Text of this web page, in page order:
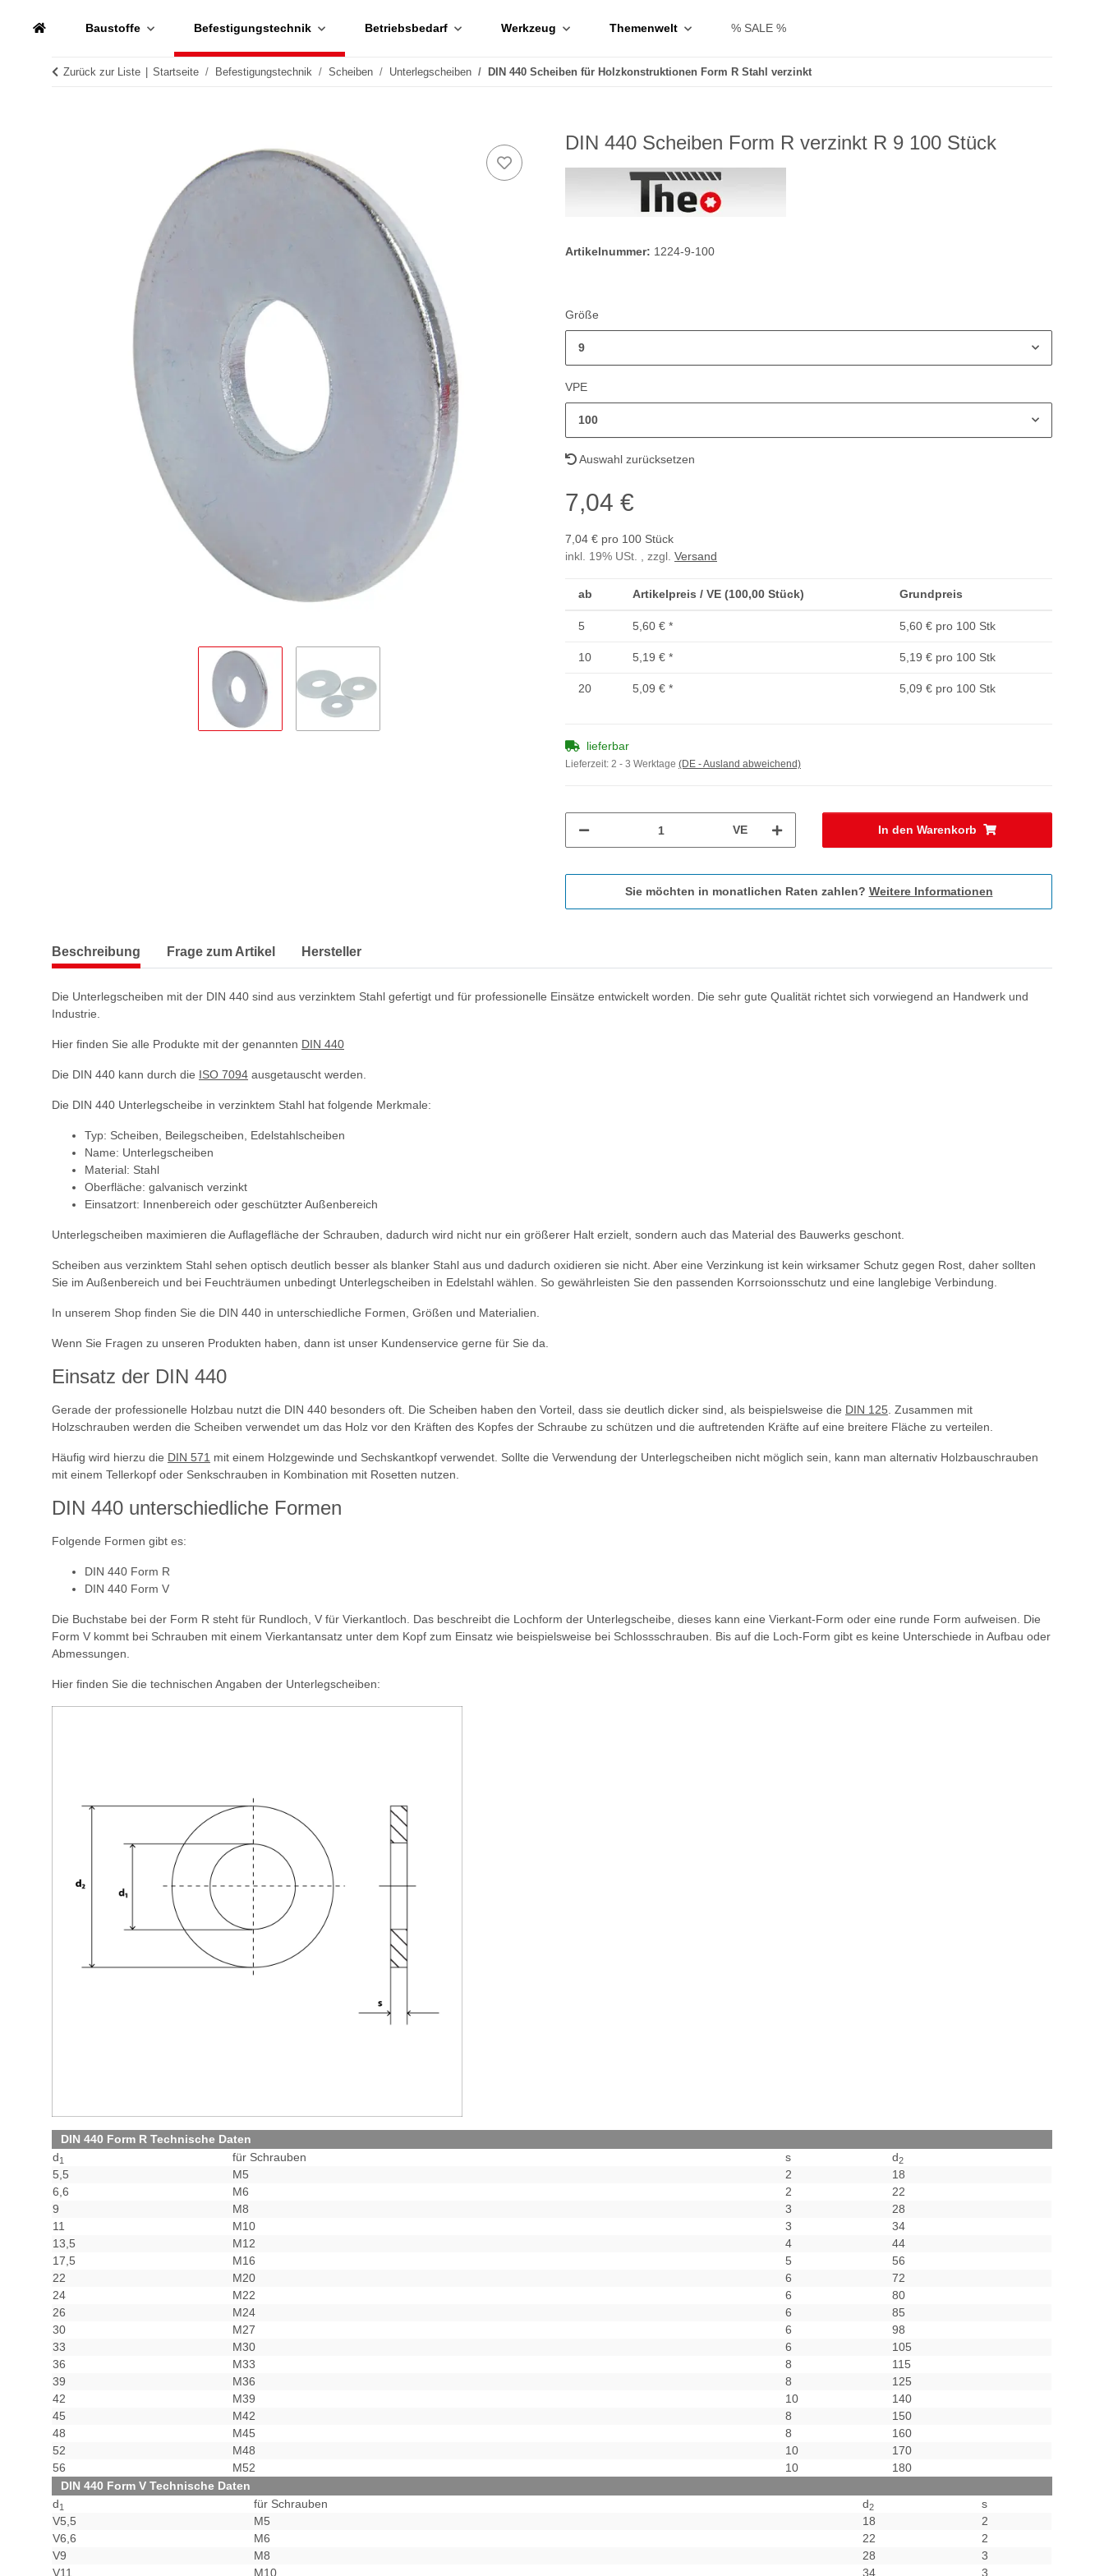
Baustoffe Befestigungstechnik Betriebsbedarf Werkzeug Themenwelt % SALE %
Zurück zur Liste Startseite Befestigungstechnik Scheiben Unterlegscheiben DIN 440 Scheiben für Holzkonstruktionen Form R Stahl verzinkt
DIN 440 Scheiben Form R verzinkt R 9 100 Stück
Artikelnummer: 1224-9-100
Größe
9
VPE
100
Auswahl zurücksetzen
7,04 €
7,04 € pro 100 Stück
inkl. 19% USt. , zzgl. Versand
ab Artikelpreis / VE (100,00 Stück) Grundpreis
5 5,60 € * 5,60 € pro 100 Stk
10 5,19 € * 5,19 € pro 100 Stk
20 5,09 € * 5,09 € pro 100 Stk
lieferbar
Lieferzeit: 2 - 3 Werktage (DE - Ausland abweichend)
VE In den Warenkorb
Sie möchten in monatlichen Raten zahlen? Weitere Informationen
Beschreibung Frage zum Artikel Hersteller
Die Unterlegscheiben mit der DIN 440 sind aus verzinktem Stahl gefertigt und für professionelle Einsätze entwickelt worden. Die sehr gute Qualität richtet sich vorwiegend an Handwerk und
Industrie.
Hier finden Sie alle Produkte mit der genannten DIN 440
Die DIN 440 kann durch die ISO 7094 ausgetauscht werden.
Die DIN 440 Unterlegscheibe in verzinktem Stahl hat folgende Merkmale:
Typ: Scheiben, Beilegscheiben, Edelstahlscheiben
Name: Unterlegscheiben
Material: Stahl
Oberfläche: galvanisch verzinkt
Einsatzort: Innenbereich oder geschützter Außenbereich
Unterlegscheiben maximieren die Auflagefläche der Schrauben, dadurch wird nicht nur ein größerer Halt erzielt, sondern auch das Material des Bauwerks geschont.
Scheiben aus verzinktem Stahl sehen optisch deutlich besser als blanker Stahl aus und dadurch oxidieren sie nicht. Aber eine Verzinkung ist kein wirksamer Schutz gegen Rost, daher sollten
Sie im Außenbereich und bei Feuchträumen unbedingt Unterlegscheiben in Edelstahl wählen. So gewährleisten Sie den passenden Korrsoionsschutz und eine langlebige Verbindung.
In unserem Shop finden Sie die DIN 440 in unterschiedliche Formen, Größen und Materialien.
Wenn Sie Fragen zu unseren Produkten haben, dann ist unser Kundenservice gerne für Sie da.
Einsatz der DIN 440
Gerade der professionelle Holzbau nutzt die DIN 440 besonders oft. Die Scheiben haben den Vorteil, dass sie deutlich dicker sind, als beispielsweise die DIN 125. Zusammen mit
Holzschrauben werden die Scheiben verwendet um das Holz vor den Kräften des Kopfes der Schraube zu schützen und die auftretenden Kräfte auf eine breitere Fläche zu verteilen.
Häufig wird hierzu die DIN 571 mit einem Holzgewinde und Sechskantkopf verwendet. Sollte die Verwendung der Unterlegscheiben nicht möglich sein, kann man alternativ Holzbauschrauben
mit einem Tellerkopf oder Senkschrauben in Kombination mit Rosetten nutzen.
DIN 440 unterschiedliche Formen
Folgende Formen gibt es:
DIN 440 Form R
DIN 440 Form V
Die Buchstabe bei der Form R steht für Rundloch, V für Vierkantloch. Das beschreibt die Lochform der Unterlegscheibe, dieses kann eine Vierkant-Form oder eine runde Form aufweisen. Die
Form V kommt bei Schrauben mit einem Vierkantansatz unter dem Kopf zum Einsatz wie beispielsweise bei Schlossschrauben. Bis auf die Loch-Form gibt es keine Unterschiede in Aufbau oder
Abmessungen.
Hier finden Sie die technischen Angaben der Unterlegscheiben:
DIN 440 Form R Technische Daten
d1 für Schrauben s d2
5,5 M5 2
18
6,6
M6 2
22
9
M8 3
28
11
M10 3
34
13,5
M12 4
44
17,5
M16 5
56
22
M20 6
72
24
M22 6
80
26
M24 6
85
30
M27 6
98
33
M30 6
105
36
M33 8
115
39
M36 8
125
42
M39 10
140
45
M42 8
150
48
M45 8
160
52
M48 10
170
56
M52 10
180
DIN 440 Form V Technische Daten
d1 für Schrauben d2
s
V5,5
M5 18
2
V6,6
M6 22
2
V9
M8 28
3
V11
M10 34
3